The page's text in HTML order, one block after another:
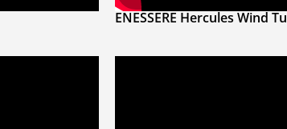
ENESSERE Hercules Wind